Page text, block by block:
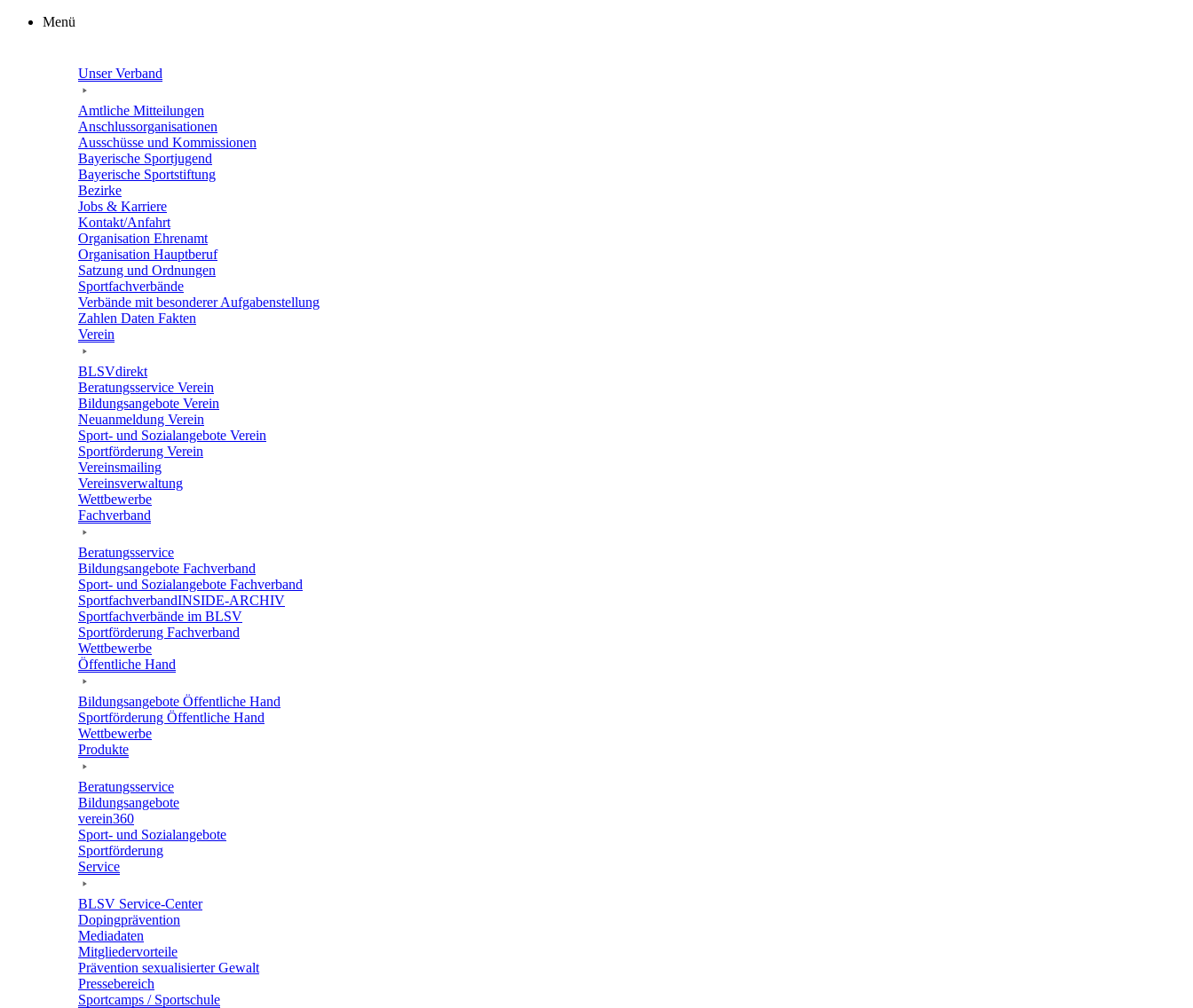
Zum
Menü
Unser Verband
Amtli­che Mitteilungen
Anschluss­or­ga­ni­sa­tio­nen
Ausschüsse und Kommissionen
Baye­ri­sche Sportjugend
Baye­ri­sche Sportstiftung
Bezirke
Jobs & Karriere
Kontakt/​​Anfahrt
Orga­ni­sa­tion Ehrenamt
Orga­ni­sa­tion Hauptberuf
Satzung und Ordnungen
Sport­fach­ver­bände
Verbände mit beson­de­rer Aufgabenstellung
Zahlen Daten Fakten
Verein
BLSVdi­rekt
Bera­tungs­ser­vice Verein
Bildungs­an­ge­bote Verein
Neuan­mel­dung Verein
Sport- und Sozi­al­an­ge­bote Verein
Sport­för­de­rung Verein
Vereins­mai­ling
Vereins­ver­wal­tung
Wett­be­werbe
Fach­ver­band
Bera­tungs­ser­vice
Bildungs­an­ge­bote Fachverband
Sport- und Sozi­al­an­ge­bote Fachverband
Sport­fach­ver­ban­d­IN­SIDE-ARCHIV
Sport­fach­ver­bände im BLSV
Sport­för­de­rung Fachverband
Wett­be­werbe
Öffent­li­che Hand
Bildungs­an­ge­bote Öffent­li­che Hand
Sport­för­de­rung Öffent­li­che Hand
Wett­be­werbe
Produkte
Bera­tungs­ser­vice
Bildungs­an­ge­bote
verein360
Sport- und Sozialangebote
Sport­för­de­rung
Service
BLSV Service-Center
Doping­prä­ven­tion
Media­da­ten
Mitglie­der­vor­teile
Präven­tion sexua­li­sier­ter Gewalt
Pres­se­be­reich
Sport­camps / Sportschule